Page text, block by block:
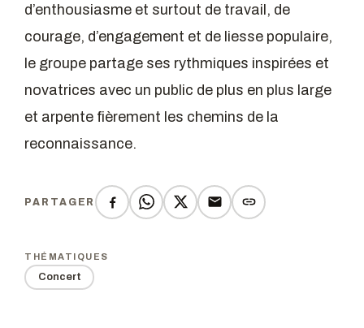
d’enthousiasme et surtout de travail, de
courage, d’engagement et de liesse populaire,
le groupe partage ses rythmiques inspirées et
novatrices avec un public de plus en plus large
et arpente fièrement les chemins de la
reconnaissance.
PARTAGER
THÉMATIQUES
Concert